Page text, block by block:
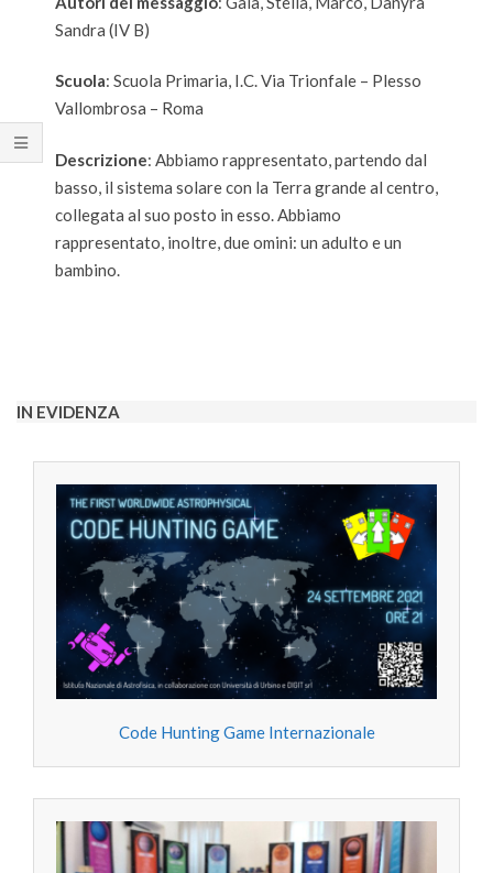
Sandra (IV B)
Scuola: Scuola Primaria, I.C. Via Trionfale – Plesso
Vallombrosa – Roma
Descrizione: Abbiamo rappresentato, partendo dal
basso, il sistema solare con la Terra grande al centro,
collegata al suo posto in esso. Abbiamo
rappresentato, inoltre, due omini: un adulto e un
bambino.
07
IN EVIDENZA
Code Hunting Game Internazionale